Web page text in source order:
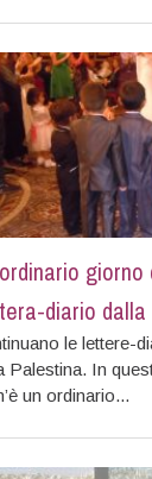
diario
le lettere-
Palestina. In
un ordinario...